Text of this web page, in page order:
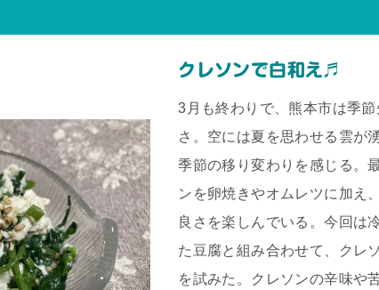
クレソンで白和え♬
3月も終わりで、熊本市は季
さ。空には夏を思わせる雲が
季節の移り変わりを感じる。
ンを卵焼きやオムレツに加え
良さを楽しんでいる。今回は
た豆腐と組み合わせて、クレ
を試みた。クレソンの辛味や